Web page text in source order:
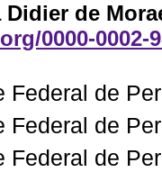
Didier de
0000-0002-
Federal de
Federal de
Federal de